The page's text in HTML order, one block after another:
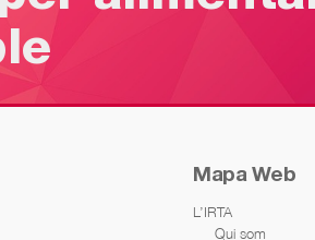
Mapa Web
L’IRTA
Qui som